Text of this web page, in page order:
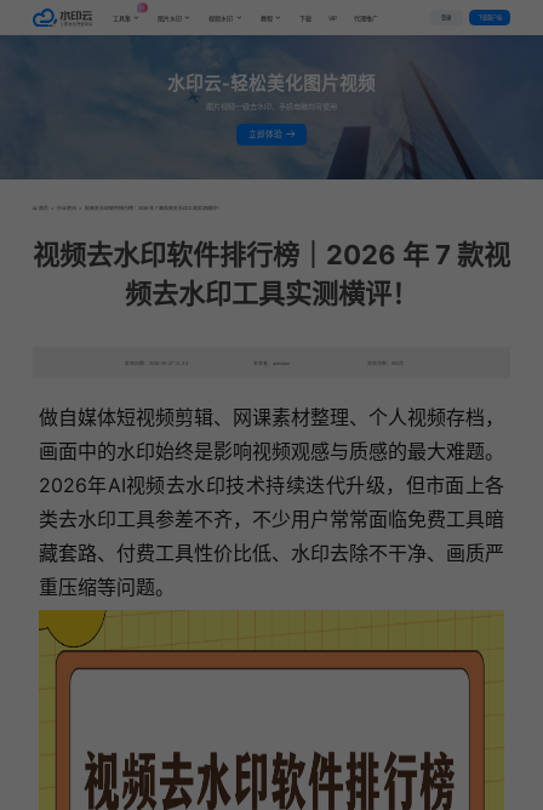
工具集 图片水印 视频水印 教程 下载 VIP 代理推广 登录 下载客户端
水印云-轻松美化图片视频
图片视频一键去水印，手机电脑均可使用
立即体验
首页 > 行业资讯 > 视频去水印软件排行榜｜2026 年 7 款视频去水印工具实测横评！
视频去水印软件排行榜｜2026 年 7 款视
频去水印工具实测横评！
发布日期：2026-05-27 14:44 发表者：qianqian 浏览次数：952次
做自媒体短视频剪辑、网课素材整理、个人视频存档，
画面中的水印始终是影响视频观感与质感的最大难题。
2026年AI视频去水印技术持续迭代升级，但市面上各
类去水印工具参差不齐，不少用户常常面临免费工具暗
藏套路、付费工具性价比低、水印去除不干净、画质严
重压缩等问题。